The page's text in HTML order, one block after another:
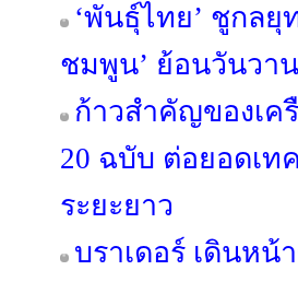
‘พันธุ์ไทย’ ชูกลยุ
ชมพูน’ ย้อนวันวา
ก้าวสำคัญของเ
20 ฉบับ ต่อยอดเท
ระยะยาว
บราเดอร์ เดินห